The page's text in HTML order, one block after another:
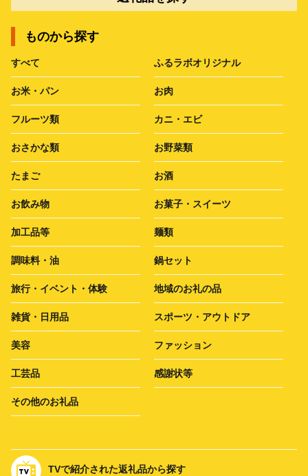
ものから探す
すべて ふるラボオリジナル
お米・パン お肉
フルーツ類 カニ・エビ
おさかな類 お野菜類
たまご お酒
お飲み物 お菓子・スイーツ
加工品等 麺類
調味料・油 鍋セット
旅行・イベント・体験 地域のお礼の品
雑貨・日用品 スポーツ・アウトドア
美容 ファッション
工芸品 感謝状等
その他のお礼品
TVで紹介された返礼品から探す